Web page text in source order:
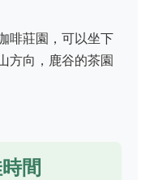
啡莊園，可以坐下
方向，鹿谷的茶園
間